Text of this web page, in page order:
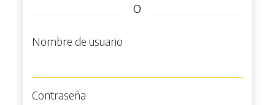
O
Nombre de usuario
Contraseña